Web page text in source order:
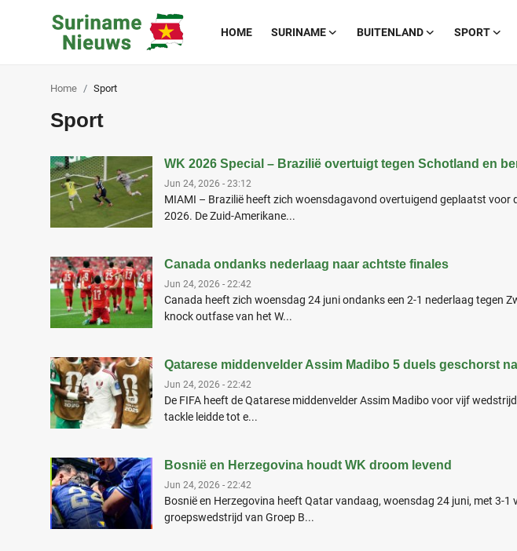
HOME SURINAME BUITENLAND SPORT
Suriname
Buitenland
Home Sport
Sport
WK 2026 Special – Brazilië overtuigt tegen Schotland en
Jun 24, 2026 - 23:12
MIAMI – Brazilië heeft zich woensdagavond overtuigend geplaatst voor
2026. De Zuid-Amerikane...
Canada ondanks nederlaag naar achtste finales
Jun 24, 2026 - 22:42
Canada heeft zich woensdag 24 juni ondanks een 2-1 nederlaag tegen
knock outfase van het W...
Qatarese middenvelder Assim Madibo 5 duels geschorst
Jun 24, 2026 - 22:42
De FIFA heeft de Qatarese middenvelder Assim Madibo voor vijf
tackle leidde tot e...
Bosnië en Herzegovina houdt WK droom levend
Jun 24, 2026 - 22:42
Bosnië en Herzegovina heeft Qatar vandaag, woensdag 24 juni, met 3-1
groepswedstrijd van Groep B...